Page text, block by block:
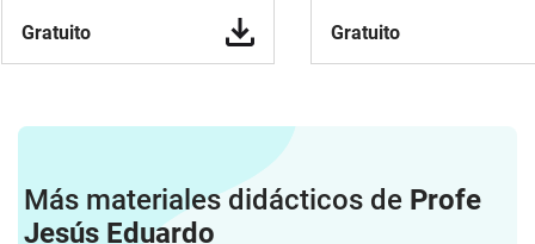
Gratuito Gratuito
Más materiales didácticos de Profe
Jesús Eduardo